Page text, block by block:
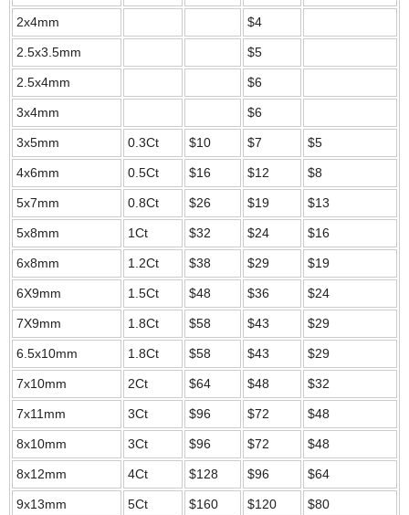
2x4mm $4
2.5x3.5mm $5
2.5x4mm $6
3x4mm $6
3x5mm 0.3Ct $10 $7 $5
4x6mm 0.5Ct $16 $12 $8
5x7mm 0.8Ct $26 $19 $13
5x8mm 1Ct $32 $24 $16
6x8mm 1.2Ct $38 $29 $19
6X9mm 1.5Ct $48 $36 $24
7X9mm 1.8Ct $58 $43 $29
6.5x10mm 1.8Ct $58 $43 $29
7x10mm 2Ct $64 $48 $32
7x11mm 3Ct $96 $72 $48
8x10mm 3Ct $96 $72 $48
8x12mm 4Ct $128 $96 $64
9x13mm 5Ct $160 $120 $80